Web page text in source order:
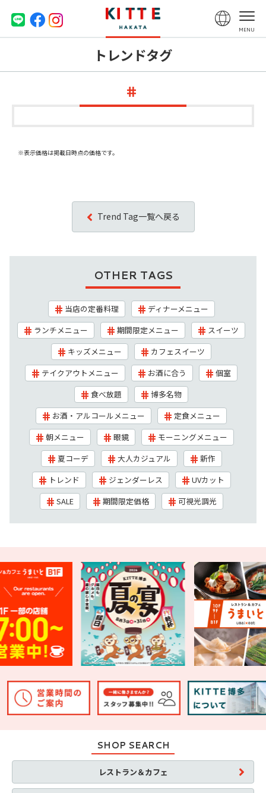
トレンドタグ
※表示価格は掲載日時点の価格です。
Trend Tag一覧へ戻る
OTHER TAGS
当店の定番料理
ディナーメニュー
ランチメニュー
期間限定メニュー
スイーツ
キッズメニュー
カフェスイーツ
テイクアウトメニュー
お酒に合う
個室
食べ放題
博多名物
お酒・アルコールメニュー
定食メニュー
朝メニュー
眼鏡
モーニングメニュー
夏コーデ
大人カジュアル
新作
トレンド
ジェンダーレス
UVカット
SALE
期間限定価格 可視光調光
SHOP SEARCH
レストラン＆カフェ